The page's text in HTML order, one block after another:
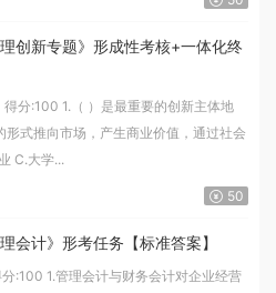
创新专题》形成性考核+一体化终
分:100 1.（ ）是最重要的创新主体地
式推向市场，产生商业价值，通过社会
C.大学...
50
会计》形考任务【标准答案】
:100 1.管理会计与财务会计对企业经营